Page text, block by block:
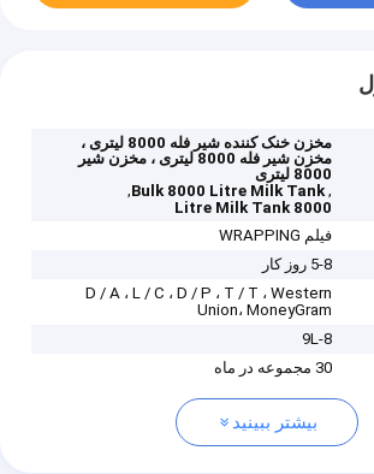
مخزن خنک کننده شیر فله 8000 لیتری ،
مخزن شیر فله 8000 لیتری ، مخزن شیر
8000 لیتری
,
Bulk 8000 Litre Milk Tank
,
8000 Litre Milk Tank
فیلم WRAPPING
5-8 روز کار
D / A ، L / C ، D / P ، T / T ، Western
Union، MoneyGram
9L-8
30 مجموعه در ماه
بیشتر ببینید